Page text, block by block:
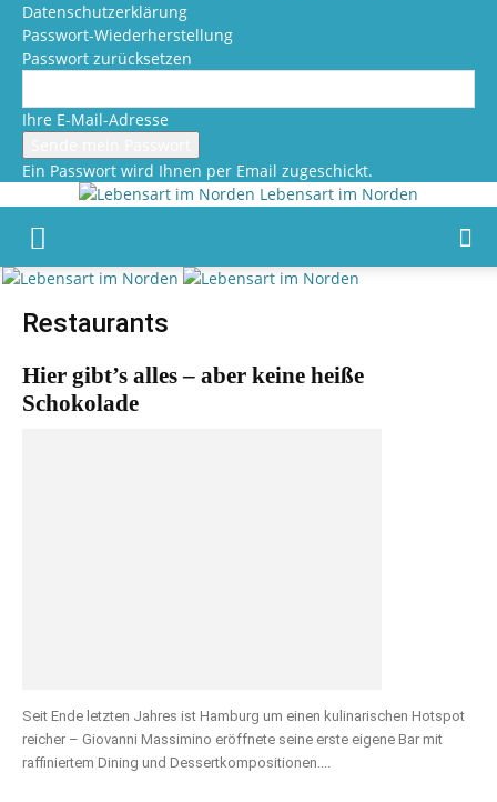
Datenschutzerklärung
Passwort-Wiederherstellung
Passwort zurücksetzen
Ihre E-Mail-Adresse
Ein Passwort wird Ihnen per Email zugeschickt.
Lebensart im Norden
Restaurants
Hier gibt’s alles – aber keine heiße
Schokolade
Seit Ende letzten Jahres ist Hamburg um einen kulinarischen Hotspot
reicher – Giovanni Massimino eröffnete seine erste eigene Bar mit
raffiniertem Dining und Dessertkompositionen....